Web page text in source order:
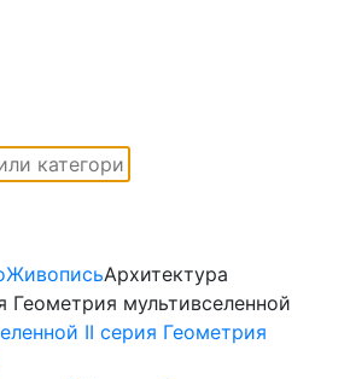
ЖивописьАрхитектура
Геометрия мультивселенной